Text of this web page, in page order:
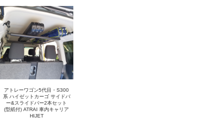
アトレーワゴン5代目・S300
系 ハイゼットカーゴ サイドバ
ー&スライドバー2本セット
(型紙付) ATRAI 車内キャリア
HIJET